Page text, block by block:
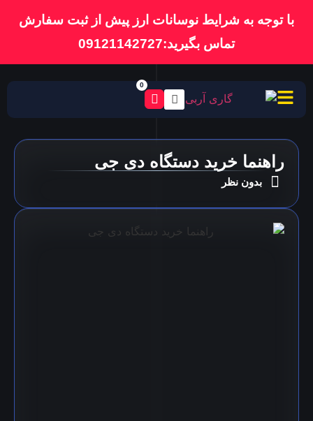
با توجه به شرایط نوسانات ارز پیش از ثبت سفارش
تماس بگیرید:09121142727
0
راهنما خرید دستگاه دی جی
بدون نظر